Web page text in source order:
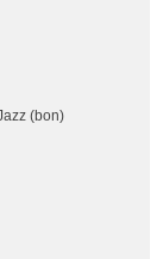
(bon)